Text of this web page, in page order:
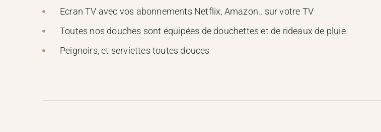
Ecran TV avec vos abonnements Netflix, Amazon.. sur votre TV
Toutes nos douches sont équipées de douchettes et de rideaux de pluie.
Peignoirs, et serviettes toutes douces